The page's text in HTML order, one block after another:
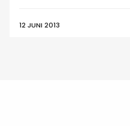
12 JUNI 2013